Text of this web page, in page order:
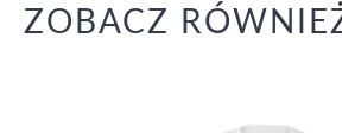
ZOBACZ